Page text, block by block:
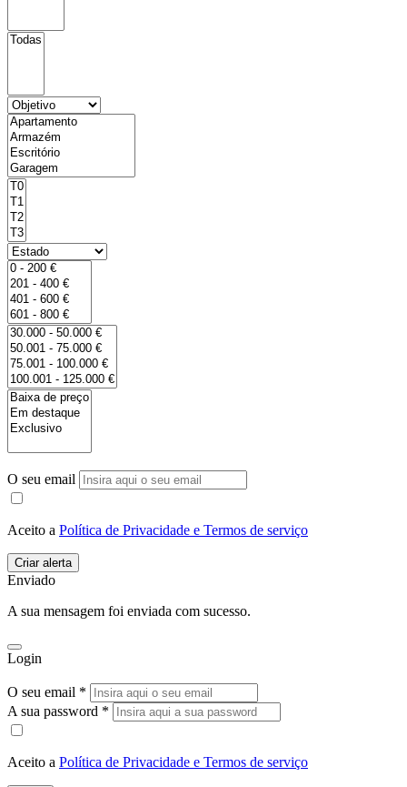
O seu email
Aceito a Política de Privacidade e Termos de serviço
Enviado
A sua mensagem foi enviada com sucesso.
Login
O seu email *
A sua password *
Aceito a Política de Privacidade e Termos de serviço